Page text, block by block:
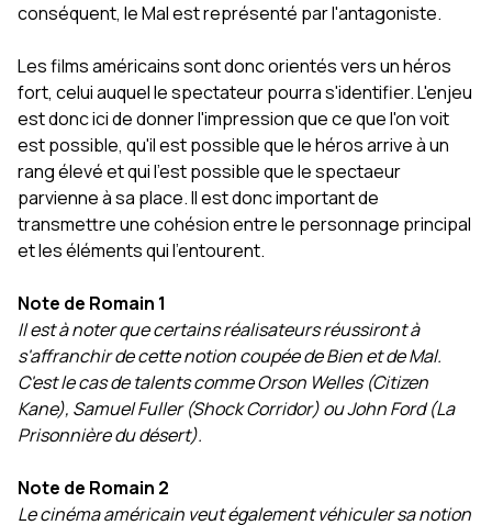
conséquent, le Mal est représenté par l'antagoniste.
Les films américains sont donc orientés vers un héros
fort, celui auquel le spectateur pourra s'identifier. L'enjeu
est donc ici de donner l'impression que ce que l'on voit
est possible, qu'il est possible que le héros arrive à un
rang élevé et qui l'est possible que le spectaeur
parvienne à sa place. Il est donc important de
transmettre une cohésion entre le personnage principal
et les éléments qui l'entourent.
Note de Romain 1
Il est à noter que certains réalisateurs réussiront à
s'affranchir de cette notion coupée de Bien et de Mal.
C'est le cas de talents comme Orson Welles (Citizen
Kane), Samuel Fuller (Shock Corridor) ou John Ford (La
Prisonnière du désert).
Note de Romain 2
Le cinéma américain veut également véhiculer sa notion